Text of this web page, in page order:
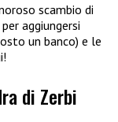
scambio di
per aggiungersi
un banco) e le
di Zerbi